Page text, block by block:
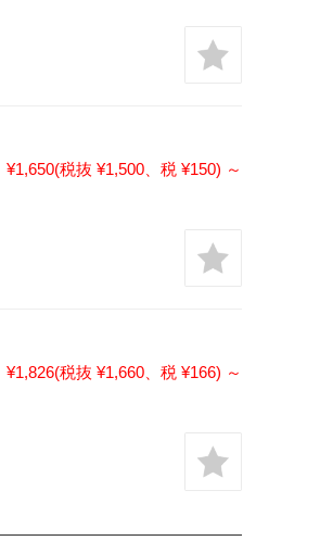
¥1,650(税抜 ¥1,500、税 ¥150) ～
¥1,826(税抜 ¥1,660、税 ¥166) ～